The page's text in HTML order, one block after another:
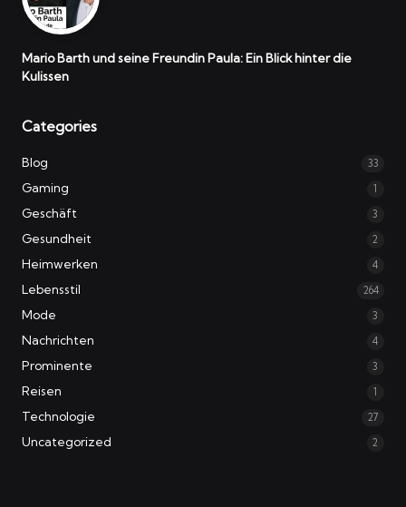
Mario Barth und seine Freundin Paula: Ein Blick hinter die
Kulissen
Categories
Blog 33
Gaming 1
Geschäft 3
Gesundheit 2
Heimwerken 4
Lebensstil 264
Mode 3
Nachrichten 4
Prominente 3
Reisen 1
Technologie 27
Uncategorized 2